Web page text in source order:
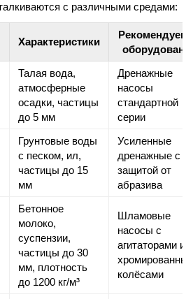
с различными средами:
Характеристики
Талая вода,
атмосферные
осадки, частицы
до 5 мм
Дренажные
насосы
стандартной
серии
Грунтовые воды
с песком, ил,
частицы до 15
мм
Усиленные
дренажные с
защитой от
абразива
Бетонное
молоко,
суспензии,
частицы до 30
мм, плотность
до 1200 кг/м³
Шламовые
насосы с
агитаторами и
колёсами